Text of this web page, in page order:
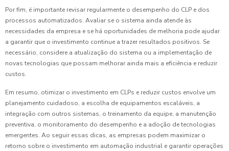
Por fim, é importante revisar regularmente o desempenho do CLP e dos
processos automatizados. Avaliar se o sistema ainda atende às
necessidades da empresa e se há oportunidades de melhoria pode ajudar
a garantir que o investimento continue a trazer resultados positivos. Se
necessário, considere a atualização do sistema ou a implementação de
novas tecnologias que possam melhorar ainda mais a eficiência e reduzir
custos.
Em resumo, otimizar o investimento em CLPs e reduzir custos envolve um
planejamento cuidadoso, a escolha de equipamentos escaláveis, a
integração com outros sistemas, o treinamento da equipe, a manutenção
preventiva, o monitoramento do desempenho e a adoção de tecnologias
emergentes. Ao seguir essas dicas, as empresas podem maximizar o
retorno sobre o investimento em automação industrial e garantir operações